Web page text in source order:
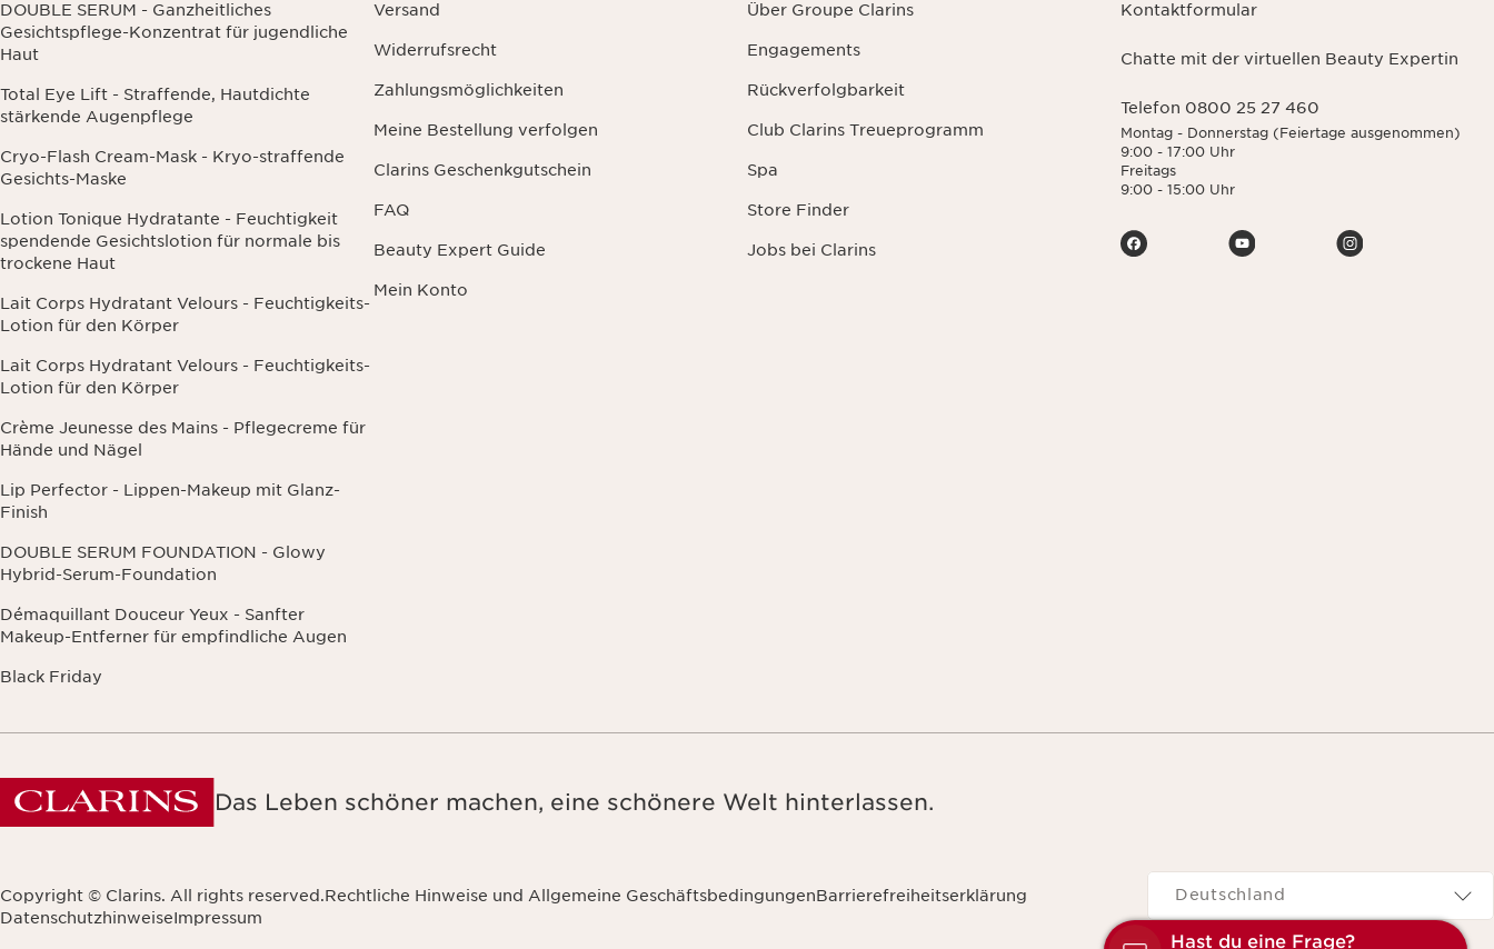
Hast du eine Frage?
DOUBLE SERUM - Ganzheitliches
Gesichtspflege-Konzentrat für jugendliche
Haut
Total Eye Lift - Straffende, Hautdichte
stärkende Augenpflege
Cryo-Flash Cream-Mask - Kryo-straffende
Gesichts-Maske
Lotion Tonique Hydratante - Feuchtigkeit
spendende Gesichtslotion für normale bis
trockene Haut
Lait Corps Hydratant Velours - Feuchtigkeits-
Lotion für den Körper
Lait Corps Hydratant Velours - Feuchtigkeits-
Lotion für den Körper
Crème Jeunesse des Mains - Pflegecreme für
Hände und Nägel
Lip Perfector - Lippen-Makeup mit Glanz-
Finish
DOUBLE SERUM FOUNDATION - Glowy
Hybrid-Serum-Foundation
Démaquillant Douceur Yeux - Sanfter
Makeup-Entferner für empfindliche Augen
Black Friday
Versand
Widerrufsrecht
Zahlungsmöglichkeiten
Meine Bestellung verfolgen
Clarins Geschenkgutschein
FAQ
Beauty Expert Guide
Mein Konto
Über Groupe Clarins
Engagements
Rückverfolgbarkeit
Club Clarins Treueprogramm
Spa
Store Finder
Jobs bei Clarins
Kontaktformular
Chatte mit der virtuellen Beauty Expertin
Telefon 0800 25 27 460
Montag - Donnerstag (Feiertage ausgenommen)
9:00 - 17:00 Uhr
Freitags
9:00 - 15:00 Uhr
Das Leben schöner machen, eine schönere Welt hinterlassen.
Copyright © Clarins. All rights reserved.Rechtliche Hinweise und Allgemeine GeschäftsbedingungenBarrierefreiheitserklärung
DatenschutzhinweiseImpressum
Navigates to
Deutschland